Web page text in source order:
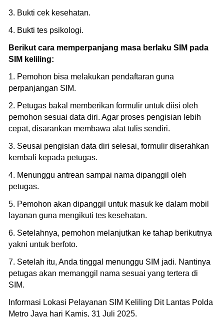
3. Bukti cek kesehatan.
4. Bukti tes psikologi.
Berikut cara memperpanjang masa berlaku SIM pada
SIM keliling:
1. Pemohon bisa melakukan pendaftaran guna
perpanjangan SIM.
2. Petugas bakal memberikan formulir untuk diisi oleh
pemohon sesuai data diri. Agar proses pengisian lebih
cepat, disarankan membawa alat tulis sendiri.
3. Seusai pengisian data diri selesai, formulir diserahkan
kembali kepada petugas.
4. Menunggu antrean sampai nama dipanggil oleh
petugas.
5. Pemohon akan dipanggil untuk masuk ke dalam mobil
layanan guna mengikuti tes kesehatan.
6. Setelahnya, pemohon melanjutkan ke tahap berikutnya
yakni untuk berfoto.
7. Setelah itu, Anda tinggal menunggu SIM jadi. Nantinya
petugas akan memanggil nama sesuai yang tertera di
SIM.
Informasi Lokasi Pelayanan SIM Keliling Dit Lantas Polda
Metro Jaya hari Kamis, 31 Juli 2025.